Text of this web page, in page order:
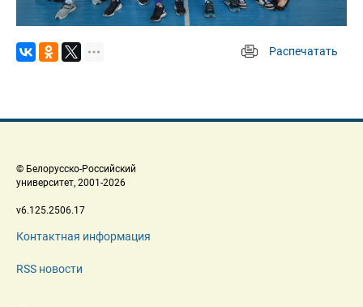
Распечатать
© Белорусско-Российский
университет, 2001-2026
v6.125.2506.17
Контактная информация
RSS новости